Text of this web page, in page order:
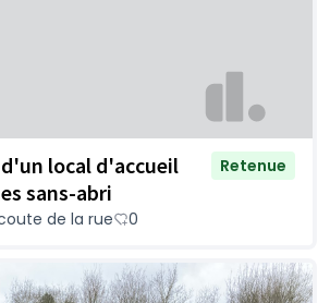
local d'accueil
sans-abri
Retenue
de la rue 0